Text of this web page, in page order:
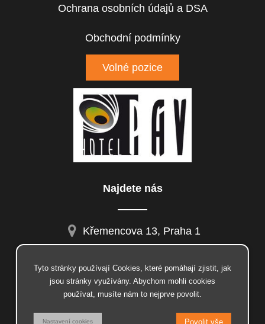
Ochrana osobních údajů a DSA
Obchodní podmínky
Volné pozice
Najdete nás
Křemencova 13, Praha 1
facebook
Tyto stránky používají Cookies, které pomáhají zjistit, jak
jsou stránky využívány. Abychom mohli cookies
používat, musíte nám to nejprve povolit.